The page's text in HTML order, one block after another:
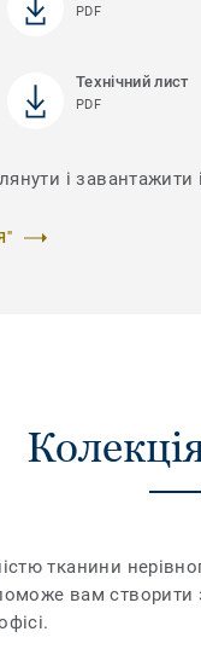
PDF
Технічний лист
PDF
і завантажити
тканини
вам створити